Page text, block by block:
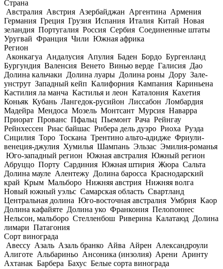
Страна
Австралия Австрия Азербайджан Аргентина Армения
Германия Греция Грузия Испания Италия Китай Новая
зеландия Португалия Россия Сербия Соединенные штаты
Уругвай Франция Чили Южная африка
Регион
Аконкагуа Андалусия Апулия Баден Бордо Бургенланд
Бургундия Валенсия Венето Винью верде Галисия Дао
Долина кальчаки Долина луары Долина роны Дору Зале-
унструт Западный кейп Калифорния Кампания Кариньена
Кастилия ла манча Кастилья и леон Каталония Кахетия
Коньяк Кубань Лангедок-русийон Лиссабон Ломбардия
Мадейра Мендоса Мозель Монтсант Мурсия Наварра
Приорат Прованс Пфальц Пьемонт Рача Рейнгау
Рейнхессен Риас байшас Рибера дель дуэро Риоха Руэда
Сицилия Торо Тоскана Трентино альто-адидже Фриули-
венеция-джулия Хумилья Шампань Эльзас Эмилия-романья
Юго-западный регион Южная австралия Южный регион
Абруццо Порту Сардиния Южная штирия Жюра Сальта
Долина мауле Алентежу Долина баросса Краснодарский
край Крым Мальборо Нижняя австрия Нижняя волга
Новый южный уэльс Самарская область Свартланд
Центральная долина Юго-восточная австралия Умбрия Каор
Долина кафайяте Долина уко Франкония Пелопоннес
Нельсон, мальборо Стелленбош Риверина Калатаюд Долина
лимари Патагония
Сорт винограда
Авессу Азаль Азаль бранко Айва Айрен Александроули
Алиготе Альбариньо Ансоника (инзолия) Арени Аринту
Ахтанак Барбера Бахус Белые сорта винограда